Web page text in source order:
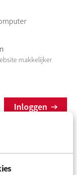
makkelijker
Inloggen